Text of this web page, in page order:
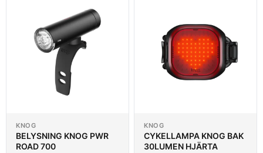
KNOG
BELYSNING KNOG PWR
ROAD 700
KNOG
CYKELLAMPA KNOG BAK
30LUMEN HJÄRTA